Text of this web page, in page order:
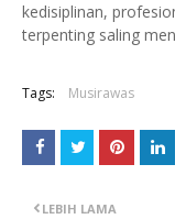
kedisiplinan,
terpenting saling
Tags: Musirawas
LEBIH LAMA